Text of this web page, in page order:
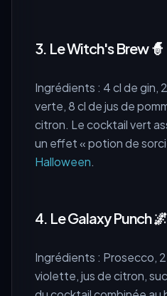
3. Le Witch's Brew 🧙
Ingrédients : 4 cl de gin,
verte, 8 cl de jus de
citron. Le cocktail vert
un effet « potion de
Halloween.
4. Le Galaxy Punch 🌌
Ingrédients : Prosecco,
violette, jus de citron,